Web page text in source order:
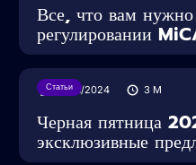
Все, что вам нужно
регулировании
Статьи
29/11/2024 3 M
Черная пятница
эксклюзивные